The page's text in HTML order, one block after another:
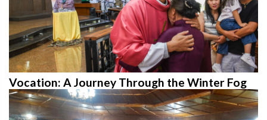
Vocation: A Journey Through the Winter Fog